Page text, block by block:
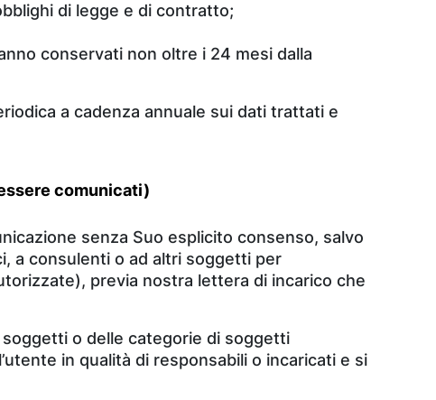
di legge e di contratto;
conservati non oltre i 24 mesi dalla
a cadenza annuale sui dati trattati e
comunicati)
senza Suo esplicito consenso, salvo
a consulenti o ad altri soggetti per
previa nostra lettera di incarico che
soggetti o delle categorie di soggetti
in qualità di responsabili o incaricati e si